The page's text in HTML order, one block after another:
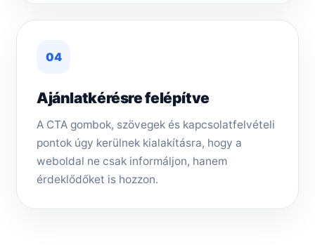
04
Ajánlatkérésre felépítve
A CTA gombok, szövegek és kapcsolatfelvételi
pontok úgy kerülnek kialakításra, hogy a
weboldal ne csak informáljon, hanem
érdeklődőket is hozzon.